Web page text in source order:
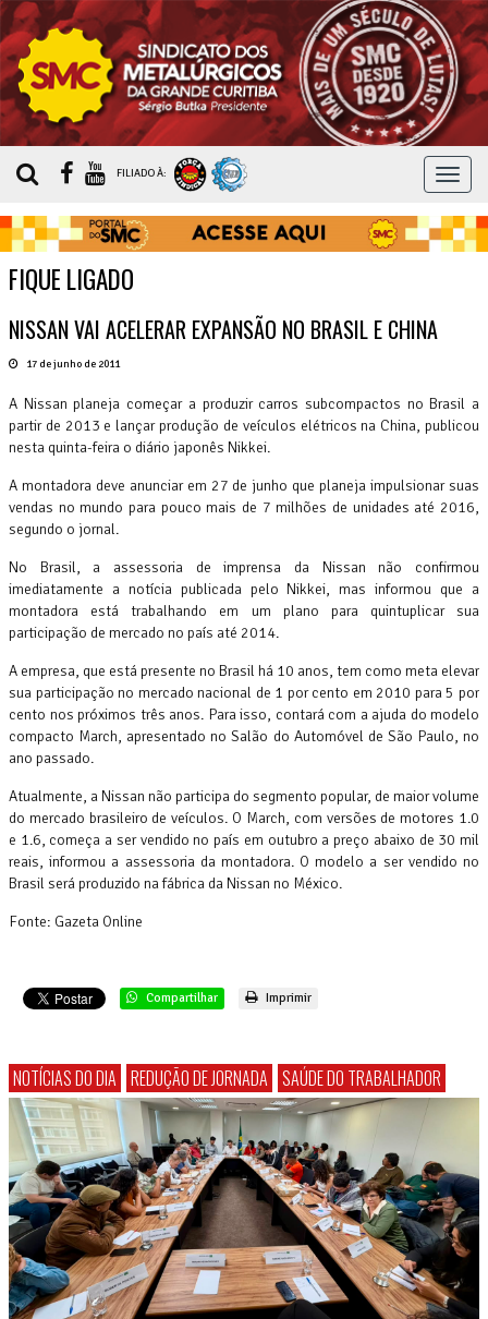
MENU
FILIADO À:
FIQUE LIGADO
NISSAN VAI ACELERAR EXPANSÃO NO BRASIL E CHINA
17 de junho de 2011
A Nissan planeja começar a produzir carros subcompactos no Brasil a
partir de 2013 e lançar produção de veículos elétricos na China, publicou
nesta quinta-feira o diário japonês Nikkei.
A montadora deve anunciar em 27 de junho que planeja impulsionar suas
vendas no mundo para pouco mais de 7 milhões de unidades até 2016,
segundo o jornal.
No Brasil, a assessoria de imprensa da Nissan não confirmou
imediatamente a notícia publicada pelo Nikkei, mas informou que a
montadora está trabalhando em um plano para quintuplicar sua
participação de mercado no país até 2014.
A empresa, que está presente no Brasil há 10 anos, tem como meta elevar
sua participação no mercado nacional de 1 por cento em 2010 para 5 por
cento nos próximos três anos. Para isso, contará com a ajuda do modelo
compacto March, apresentado no Salão do Automóvel de São Paulo, no
ano passado.
Atualmente, a Nissan não participa do segmento popular, de maior volume
do mercado brasileiro de veículos. O March, com versões de motores 1.0
e 1.6, começa a ser vendido no país em outubro a preço abaixo de 30 mil
reais, informou a assessoria da montadora. O modelo a ser vendido no
Brasil será produzido na fábrica da Nissan no México.
Fonte: Gazeta Online
Compartilhar Imprimir
NOTÍCIAS DO DIA REDUÇÃO DE JORNADA SAÚDE DO TRABALHADOR